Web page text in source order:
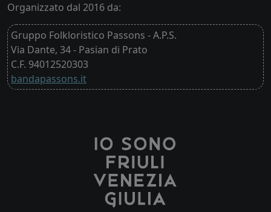
Organizzato dal 2016 da:
Gruppo Folkloristico Passons - A.P.S.
Via Dante, 34 - Pasian di Prato
C.F. 94012520303
bandapassons.it